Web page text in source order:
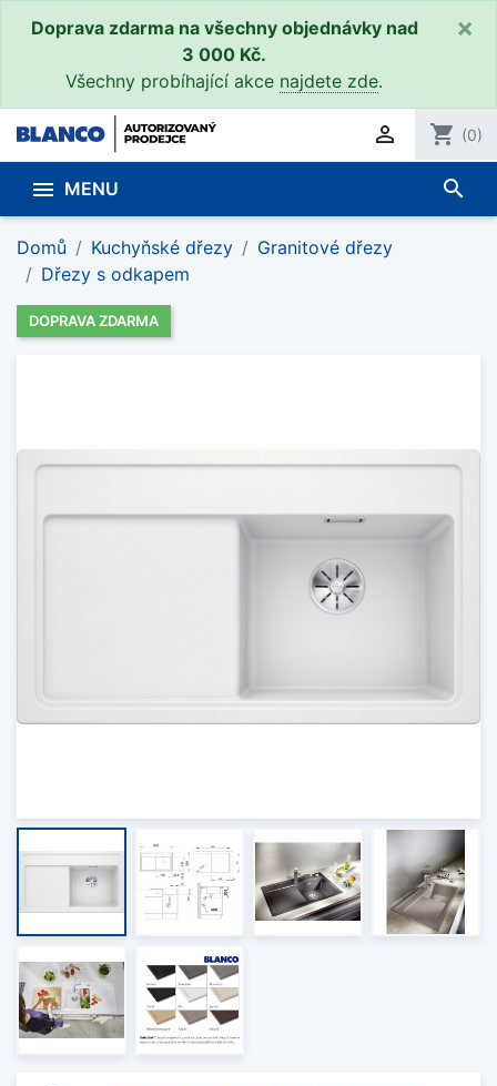
Doprava zdarma na všechny objednávky nad
3 000 Kč.
Všechny probíhající akce najdete zde.
×
 shopping_cart (0)
 MENU search
Domů Kuchyňské dřezy
Granitové dřezy
Dřezy s odkapem
DOPRAVA ZDARMA